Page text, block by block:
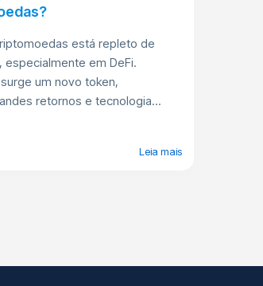
está repleto de
em DeFi.
um novo token,
retornos e tecnologia...
Leia mais